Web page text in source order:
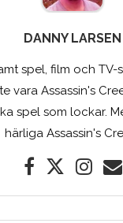
DANNY LARSEN
spel, film och TV-
vara Assassin's
spel som lockar.
härliga Assassin's